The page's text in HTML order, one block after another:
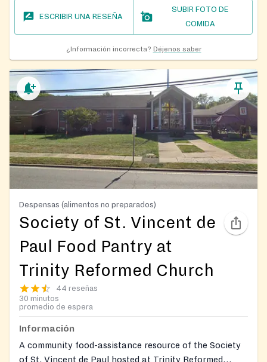
ESCRIBIR UNA RESEÑA
SUBIR FOTO DE
COMIDA
¿Información incorrecta? Déjenos saber
Despensas (alimentos no preparados)
Society of St. Vincent de
Paul Food Pantry at
Trinity Reformed Church
44 reseñas
30 minutos
promedio de espera
Información
A community food-assistance resource of the Society
of St. Vincent de Paul hosted at Trinity Reformed